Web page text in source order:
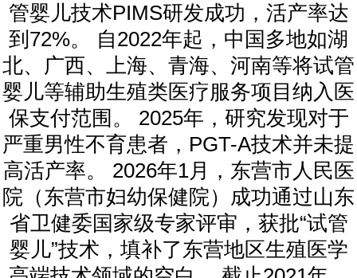
管婴儿技术PIMS研发成功，活产率达
到72%。 自2022年起，中国多地如湖
北、广西、上海、青海、河南等将试管
婴儿等辅助生殖类医疗服务项目纳入医
保支付范围。 2025年，研究发现对于
严重男性不育患者，PGT-A技术并未提
高活产率。 2026年1月，东营市人民医
院（东营市妇幼保健院）成功通过山东
省卫健委国家级专家评审，获批“试管
婴儿”技术，填补了东营地区生殖医学